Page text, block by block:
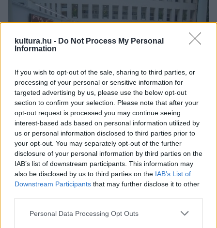
kultura.hu - Do Not Process My Personal
Information
If you wish to opt-out of the sale, sharing to third parties, or
processing of your personal or sensitive information for
targeted advertising by us, please use the below opt-out
section to confirm your selection. Please note that after your
opt-out request is processed you may continue seeing
interest-based ads based on personal information utilized by
us or personal information disclosed to third parties prior to
your opt-out. You may separately opt-out of the further
disclosure of your personal information by third parties on the
IAB’s list of downstream participants. This information may
also be disclosed by us to third parties on the IAB’s List of
Downstream Participants that may further disclose it to other
Please note that this website/app uses one or more Google
Personal Data Processing Opt Outs
Frey Krisztián gesztusai Pollockot idézik, mutatott rá
Petrányi. Azonban nála nem a csorgatott, fröccsentett
festék adja a kép magvát, hanem az arra kerülő textus. Frey
remekül játszik az olvashatósággal. A képre került betűk
olykor pontosan kiböngészhetők, máskor pedig csak egy